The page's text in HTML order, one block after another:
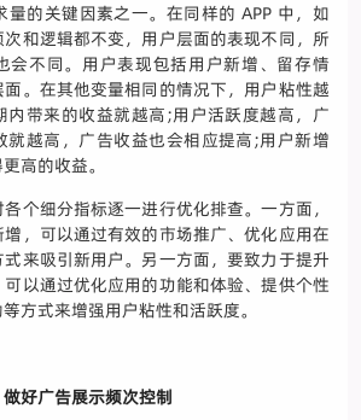
的关键因素之一。在同样的 APP 中，如
和逻辑都不变，用户层面的表现不同，所
会不同。用户表现包括用户新增、留存情
。在其他变量相同的情况下，用户粘性越
内带来的收益就越高;用户活跃度越高，广
就越高，广告收益也会相应提高;用户新增
高的收益。
个细分指标逐一进行优化排查。一方面，
，可以通过有效的市场推广、优化应用在
来吸引新用户。另一方面，要致力于提升
以通过优化应用的功能和体验、提供个性
方式来增强用户粘性和活跃度。
好广告展示频次控制